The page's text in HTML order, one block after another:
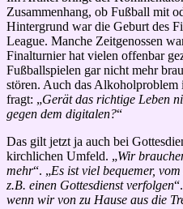
Zusammenhang, ob Fußball mit
Hintergrund war die Geburt des
League. Manche Zeitgenossen
Finalturnier hat vielen offenbar
Fußballspielen gar nicht mehr
stören. Auch das
fragt: „Gerät das richtige Leben
gegen dem digitalen?“
Das gilt jetzt ja auch bei
kirchlichen Umfeld. „Wir
mehr“. „Es ist viel bequemer,
z.B. einen Gottesdienst verfolgen
wenn wir von zu Hause aus die